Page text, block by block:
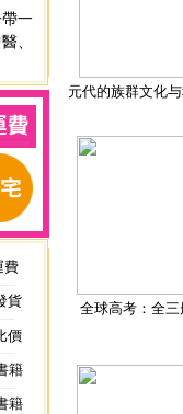
一
費
貨
價
籍
籍
元代的族群文化
全球高考：全三